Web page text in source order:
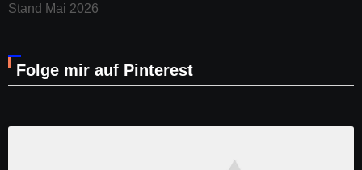
Stand Mai 2026
Folge mir auf Pinterest